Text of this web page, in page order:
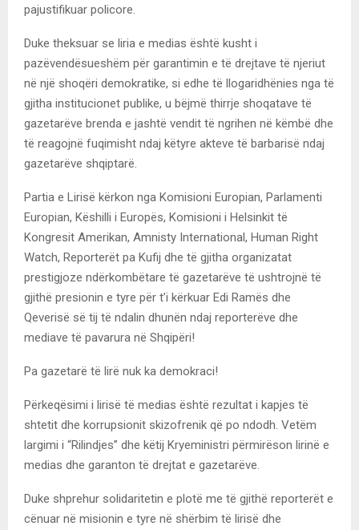
pajustifikuar policore.
Duke theksuar se liria e medias është kusht i
pazëvendësueshëm për garantimin e të drejtave të njeriut
në një shoqëri demokratike, si edhe të llogaridhënies nga të
gjitha institucionet publike, u bëjmë thirrje shoqatave të
gazetarëve brenda e jashtë vendit të ngrihen në këmbë dhe
të reagojnë fuqimisht ndaj këtyre akteve të barbarisë ndaj
gazetarëve shqiptarë.
Partia e Lirisë kërkon nga Komisioni Europian, Parlamenti
Europian, Këshilli i Europës, Komisioni i Helsinkit të
Kongresit Amerikan, Amnisty International, Human Right
Watch, Reporterët pa Kufij dhe të gjitha organizatat
prestigjoze ndërkombëtare të gazetarëve të ushtrojnë të
gjithë presionin e tyre për t’i kërkuar Edi Ramës dhe
Qeverisë së tij të ndalin dhunën ndaj reporterëve dhe
mediave të pavarura në Shqipëri!
Pa gazetarë të lirë nuk ka demokraci!
Përkeqësimi i lirisë të medias është rezultat i kapjes të
shtetit dhe korrupsionit skizofrenik që po ndodh. Vetëm
largimi i “Rilindjes” dhe këtij Kryeministri përmirëson lirinë e
medias dhe garanton të drejtat e gazetarëve.
Duke shprehur solidaritetin e plotë me të gjithë reporterët e
cënuar në misionin e tyre në shërbim të lirisë dhe